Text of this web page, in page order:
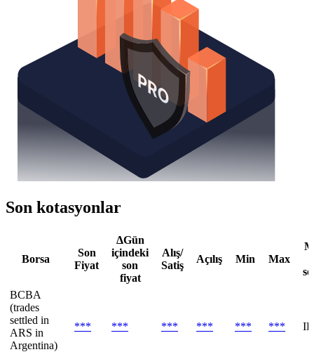
Son kotasyonlar
Borsa
Son
Fiyat
ΔGün
içindeki
son
fiyat
Alış/
Satiş
Açılış Min Max
BCBA
(trades
settled in
ARS in
Argentina)
*** *** *** *** *** ***